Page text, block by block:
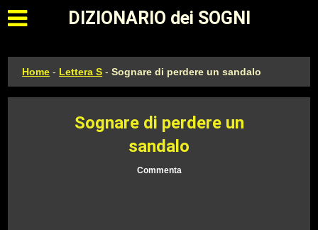
Apri il menu principale
DIZIONARIO dei SOGNI
Home - Lettera S -Sognare di perdere un sandalo
Sognare di perdere un
sandalo
Commenta